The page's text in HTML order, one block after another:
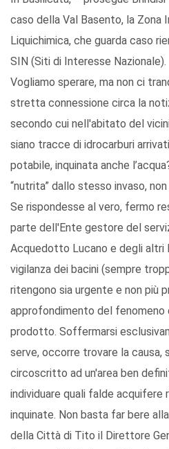
caso della Val Basento, la Zona
Liquichimica, che guarda caso
SIN (Siti di Interesse Nazionale).
Vogliamo sperare, ma non ci
stretta connessione circa la
secondo cui nell'abitato del
siano tracce di idrocarburi
potabile, inquinata anche
“nutrita” dallo stesso invaso,
Se rispondesse al vero, fermo
parte dell'Ente gestore del
Acquedotto Lucano e degli altri
vigilanza dei bacini (sempre
ritengono sia urgente e non più
approfondimento del fenomeno
prodotto. Soffermarsi
serve, occorre trovare la causa,
circoscritto ad un'area ben
individuare quali falde acquifere
inquinate. Non basta far bere
della Città di Tito il Direttore